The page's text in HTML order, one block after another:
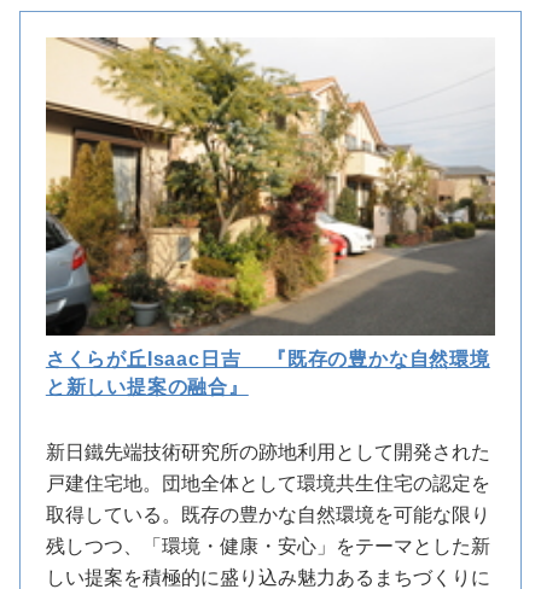
さくらが丘Isaac日吉 『既存の豊かな自然環境
と新しい提案の融合』
新日鐵先端技術研究所の跡地利用として開発された
戸建住宅地。団地全体として環境共生住宅の認定を
取得している。既存の豊かな自然環境を可能な限り
残しつつ、「環境・健康・安心」をテーマとした新
しい提案を積極的に盛り込み魅力あるまちづくりに